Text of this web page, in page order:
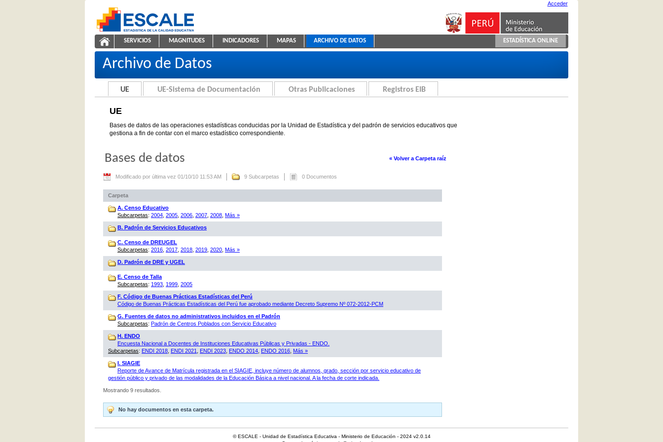
ESCALE - Unidad de Estadística Educativa
UE
Acceder
NAVEGACIÓN
SERVICIOS MAGNITUDES INDICADORES MAPAS ARCHIVO DE DATOS ESTADÍSTICA ONLINE
Archivo de Datos
UE UE-Sistema de Documentación Otras Publicaciones Registros EIB
UE
Bases de datos de las operaciones estadísticas conducidas por la Unidad de Estadística y del padrón de servicios educativos que
gestiona a fin de contar con el marco estadístico correspondiente.
« Volver a Carpeta raíz
Bases de datos
Modificado por última vez 01/10/10 11:53 AM 9 Subcarpetas 0 Documentos
Carpeta
A. Censo Educativo
Subcarpetas: 2004 2005 2006 2007 2008 Más »
B. Padrón de Servicios Educativos
C. Censo de DREUGEL
Subcarpetas: 2016 2017 2018 2019 2020 Más »
D. Padrón de DRE y UGEL
E. Censo de Talla
Subcarpetas: 1993 1999 2005
F. Código de Buenas Prácticas Estadísticas del Perú
Código de Buenas Prácticas Estadísticas del Perú fue aprobado mediante Decreto Supremo Nº 072-2012-PCM
G. Fuentes de datos no administrativos incluidos en el Padrón
Subcarpetas: Padrón de Centros Poblados con Servicio Educativo
H. ENDO
Encuesta Nacional a Docentes de Instituciones Educativas Públicas y Privadas - ENDO.
Subcarpetas: ENDI 2018 ENDI 2021 ENDI 2023 ENDO 2014 ENDO 2016 Más »
I. SIAGIE
Reporte de Avance de Matrícula registrada en el SIAGIE, incluye número de alumnos, grado, sección por servicio educativo de
gestión público y privado de las modalidades de la Educación Básica a nivel nacional. A la fecha de corte indicada.
Mostrando 9 resultados.
No hay documentos en esta carpeta.
© ESCALE - Unidad de Estadística Educativa - Ministerio de Educación - 2024 v2.0.14